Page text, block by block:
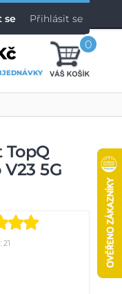
se Přihlásit se
0
5G